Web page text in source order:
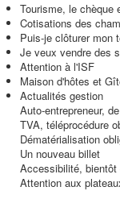
Tourisme, le chèque
Cotisations des
Puis-je clôturer mon
Je veux vendre des
Attention à l'ISF
Maison d'hôtes et
Actualités gestion
Auto-entrepreneur,
TVA, téléprocédure
Dématérialisation
Un nouveau billet
Accessibilité, bientôt
Attention aux